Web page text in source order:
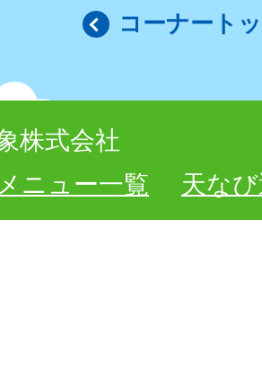
コーナート
株式会社
ニュー一覧
天な